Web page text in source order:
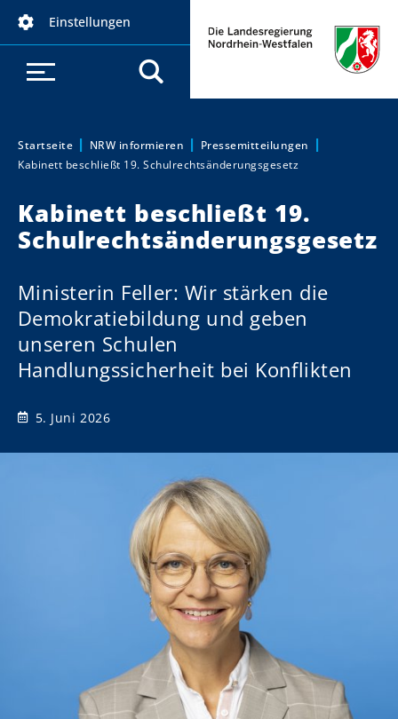
Einstellungen
Sie sind hier:
Startseite NRW informieren
Pressemitteilungen
Kabinett beschließt 19. Schulrechtsänderungsgesetz
Kabinett beschließt 19.
Schulrechtsänderungsgesetz
Ministerin Feller: Wir stärken die
Demokratiebildung und geben
unseren Schulen
Handlungssicherheit bei Konflikten
5. Juni 2026